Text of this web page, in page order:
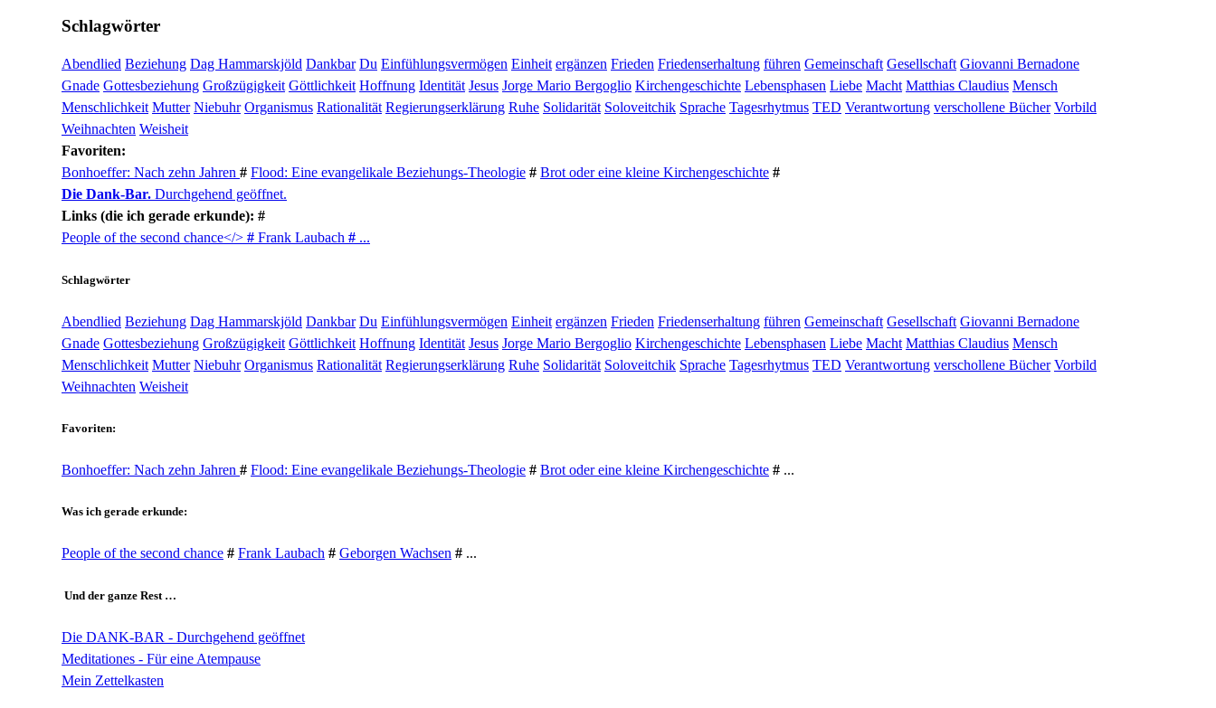
Schlagwörter
Abendlied Beziehung Dag Hammarskjöld Dankbar Du Einfühlungsvermögen Einheit ergänzen Frieden Friedenserhaltung führen Gemeinschaft Gesellschaft Giovanni Bernadone
Gnade Gottesbeziehung Großzügigkeit Göttlichkeit Hoffnung Identität Jesus Jorge Mario Bergoglio Kirchengeschichte Lebensphasen Liebe Macht Matthias Claudius Mensch
Menschlichkeit Mutter Niebuhr Organismus Rationalität Regierungserklärung Ruhe Solidarität Soloveitchik Sprache Tagesrhytmus TED Verantwortung verschollene Bücher Vorbild
Weihnachten Weisheit
Favoriten:
Bonhoeffer: Nach zehn Jahren # Flood: Eine evangelikale Beziehungs-Theologie # Brot oder eine kleine Kirchengeschichte #
Die Dank-Bar. Durchgehend geöffnet.
Links (die ich gerade erkunde): #
People of the second chance</> # Frank Laubach # ...
Schlagwörter
Abendlied Beziehung Dag Hammarskjöld Dankbar Du Einfühlungsvermögen Einheit ergänzen Frieden Friedenserhaltung führen Gemeinschaft Gesellschaft Giovanni Bernadone
Gnade Gottesbeziehung Großzügigkeit Göttlichkeit Hoffnung Identität Jesus Jorge Mario Bergoglio Kirchengeschichte Lebensphasen Liebe Macht Matthias Claudius Mensch
Menschlichkeit Mutter Niebuhr Organismus Rationalität Regierungserklärung Ruhe Solidarität Soloveitchik Sprache Tagesrhytmus TED Verantwortung verschollene Bücher Vorbild
Weihnachten Weisheit
Favoriten:
Bonhoeffer: Nach zehn Jahren # Flood: Eine evangelikale Beziehungs-Theologie # Brot oder eine kleine Kirchengeschichte # ...
Was ich gerade erkunde:
People of the second chance # Frank Laubach # Geborgen Wachsen # ...
Und der ganze Rest …
Die DANK-BAR - Durchgehend geöffnet
Meditationes - Für eine Atempause
Mein Zettelkasten